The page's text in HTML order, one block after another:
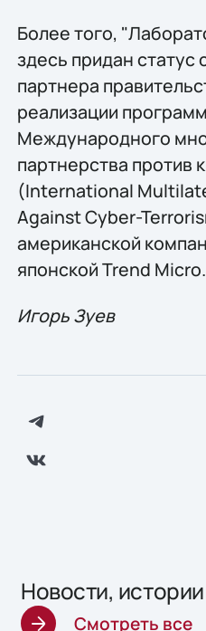
Более того,
здесь придан статус
партнера
реализации
Международного
партнерства против
(International
Against Cyber-
американской
японской Trend Micro.
Игорь Зуев
Новости,
Смотреть все